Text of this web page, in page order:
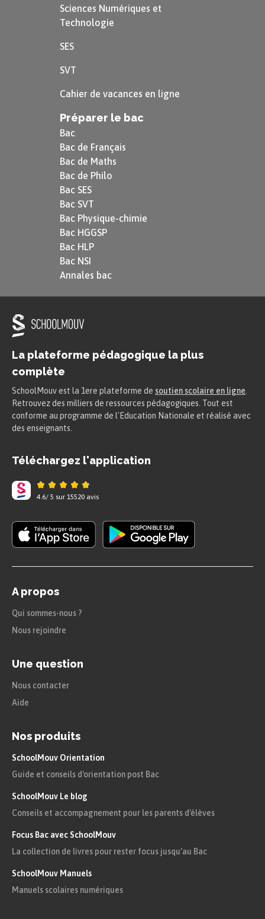
Sciences Numériques et
Technologie
SES
SVT
Cahier de vacances en ligne
Préparer le bac
Bac
Bac de Français
Bac de Maths
Bac de Philo
Bac SES
Bac SVT
Bac Physique-chimie
Bac HGGSP
Bac HLP
Bac NSI
Annales bac
La plateforme pédagogique la plus
complète
SchoolMouv est la 1ere plateforme de soutien scolaire en ligne
Retrouvez des milliers de ressources pédagogiques. Tout est
conforme au programme de l'Education Nationale et réalisé avec
des enseignants.
Téléchargez l'application
4.6/ 5 sur 15520 avis
A propos
Qui sommes-nous ?
Nous rejoindre
Une question
Nous contacter
Aide
Nos produits
SchoolMouv Orientation
Guide et conseils d'orientation post Bac
SchoolMouv Le blog
Conseils et accompagnement pour les parents d'élèves
Focus Bac avec SchoolMouv
La collection de livres pour rester focus jusqu'au Bac
SchoolMouv Manuels
Manuels scolaires numériques